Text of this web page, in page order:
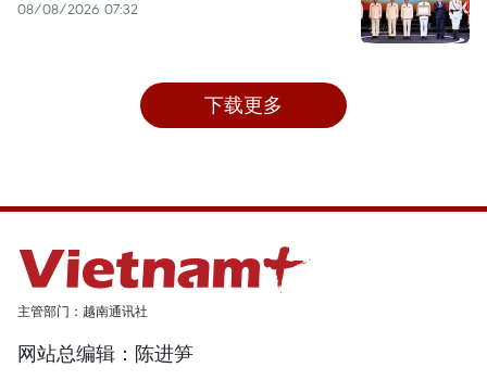
08/08/2026 07:32
下载更多
主管部门：越南通讯社
网站总编辑：陈进笋